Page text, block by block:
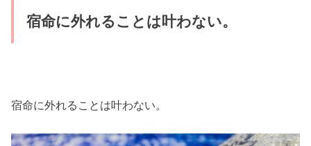
宿命に外れることは叶わない。
宿命に外れることは叶わない。